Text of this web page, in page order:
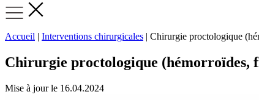
Accueil | Interventions chirurgicales | Chirurgie proctologique
Chirurgie proctologique (hémorroïdes,
Mise à jour le 16.04.2024